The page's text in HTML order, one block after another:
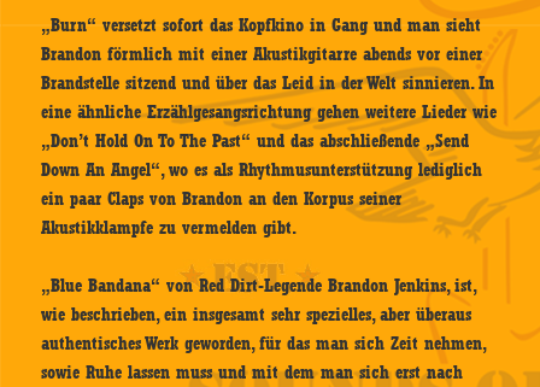
„Burn“ versetzt sofort das Kopfkino in Gang und man sieht
Brandon förmlich mit einer Akustikgitarre abends vor einer
Brandstelle sitzend und über das Leid in der Welt sinnieren. In
eine ähnliche Erzählgesangsrichtung gehen weitere Lieder wie
„Don’t Hold On To The Past“ und das abschließende „Send
Down An Angel“, wo es als Rhythmusunterstützung lediglich
ein paar Claps von Brandon an den Korpus seiner
Akustikklampfe zu vermelden gibt.
„Blue Bandana“ von Red Dirt-Legende Brandon Jenkins, ist,
wie beschrieben, ein insgesamt sehr spezielles, aber überaus
authentisches Werk geworden, für das man sich Zeit nehmen,
sowie Ruhe lassen muss und mit dem man sich erst nach